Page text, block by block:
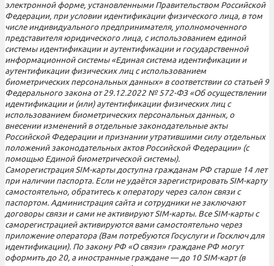
электронной форме, установленными Правительством Российской
Федерации, при условии идентификации физического лица, в том
числе индивидуального предпринимателя, уполномоченного
представителя юридического лица, с использованием единой
системы идентификации и аутентификации и государственной
информационной системы «Единая система идентификации и
аутентификации физических лиц с использованием
биометрических персональных данных» в соответствии со статьей 9
Федерального закона от 29.12.2022 № 572-ФЗ «Об осуществлении
идентификации и (или) аутентификации физических лиц с
использованием биометрических персональных данных, о
внесении изменений в отдельные законодательные акты
Российской Федерации и признании утратившими силу отдельных
положений законодательных актов Российской Федерации» (с
помощью Единой биометрической системы).
Саморегистрация SIM-карты доступна гражданам РФ старше 14 лет
при наличии паспорта. Если не удаётся зарегистрировать SIM-карту
самостоятельно, обратитесь к оператору через салон связи с
паспортом. Администрация сайта и сотрудники не заключают
договоры связи и сами не активируют SIM-карты. Все SIM-карты с
саморегистрацией активируются вами самостоятельно через
приложение оператора (Вам потребуются Госуслуги и Госключ для
идентификации). По закону РФ «О связи» граждане РФ могут
оформить до 20, а иностранные граждане — до 10 SIM-карт (в